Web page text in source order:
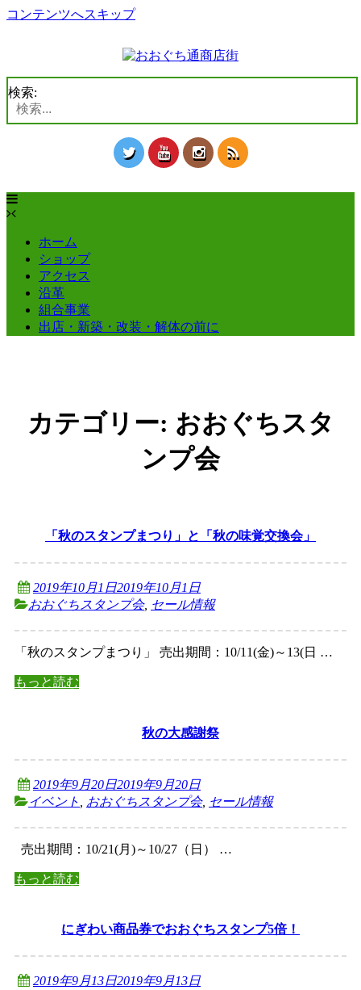
コンテンツへスキップ
検索:
ホーム
ショップ
アクセス
沿革
組合事業
出店・新築・改装・解体の前に
カテゴリー: おおぐちスタ
ンプ会
「秋のスタンプまつり」と「秋の味覚交換会」
2019年10月1日2019年10月1日
おおぐちスタンプ会, セール情報
「秋のスタンプまつり」 売出期間：10/11(金)～13(日 …
もっと読む
秋の大感謝祭
2019年9月20日2019年9月20日
イベント
おおぐちスタンプ会, セール情報
売出期間：10/21(月)～10/27（日） …
もっと読む
にぎわい商品券でおおぐちスタンプ5倍！
2019年9月13日2019年9月13日